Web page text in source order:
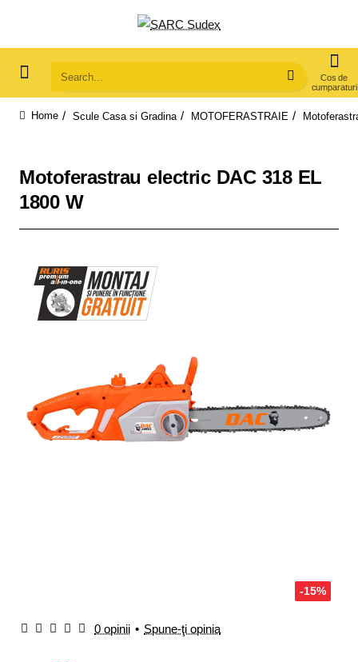
Search...
Scule Casa si Gradina MOTOFERASTRAIE
Motoferastrau electric DAC 318 EL
1800 W
-15%
0 opinii • Spune-ţi opinia